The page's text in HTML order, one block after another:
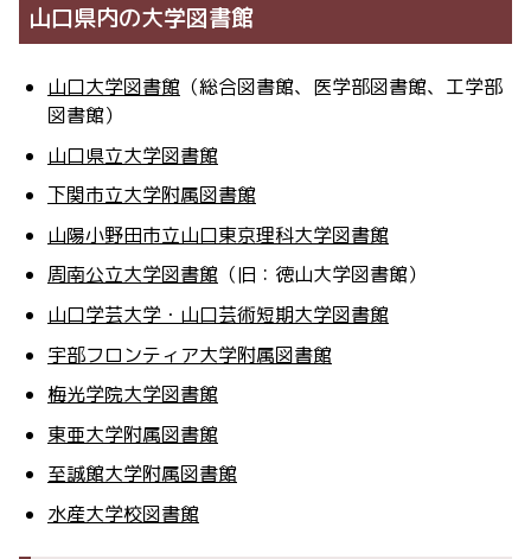
山口県内の大学図書館
山口大学図書館 （総合図書館、医学部図書館、工学部
図書館）
山口県立大学図書館
下関市立大学附属図書館
山陽小野田市立山口東京理科大学図書館
周南公立大学図書館 （旧：徳山大学図書館）
山口学芸大学・山口芸術短期大学図書館
宇部フロンティア大学附属図書館
梅光学院大学図書館
東亜大学附属図書館
至誠館大学附属図書館
水産大学校図書館